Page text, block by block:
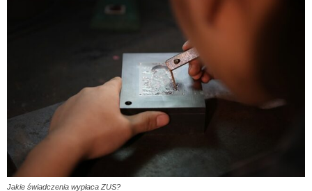
Jakie świadczenia wypłaca ZUS?